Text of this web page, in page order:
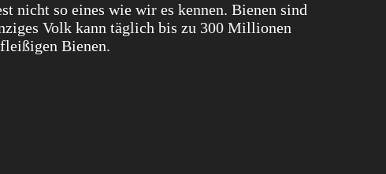
nicht so eines wie wir es kennen. Bienen sind
Volk kann täglich bis zu 300 Millionen
Bienen.